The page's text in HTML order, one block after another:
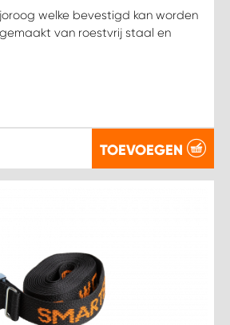
welke bevestigd kan worden
van roestvrij staal en
TOEVOEGEN